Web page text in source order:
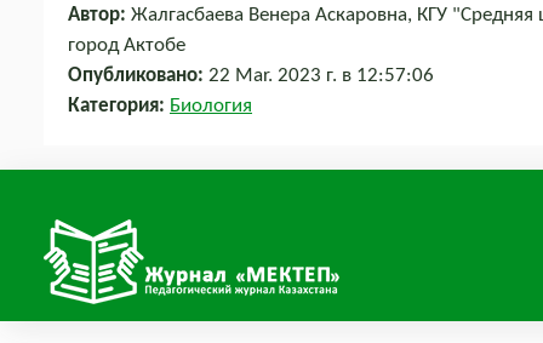
Автор: Жалгасбаева Венера Аскаровна, КГУ
город Актобе
Опубликовано: 22 Mar. 2023 г. в 12:57:06
Категория: Биология